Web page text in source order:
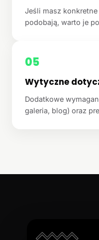
Jeśli masz
podobają, warto je
05
Wytyczne
Dodatkowe
galeria, blog) oraz